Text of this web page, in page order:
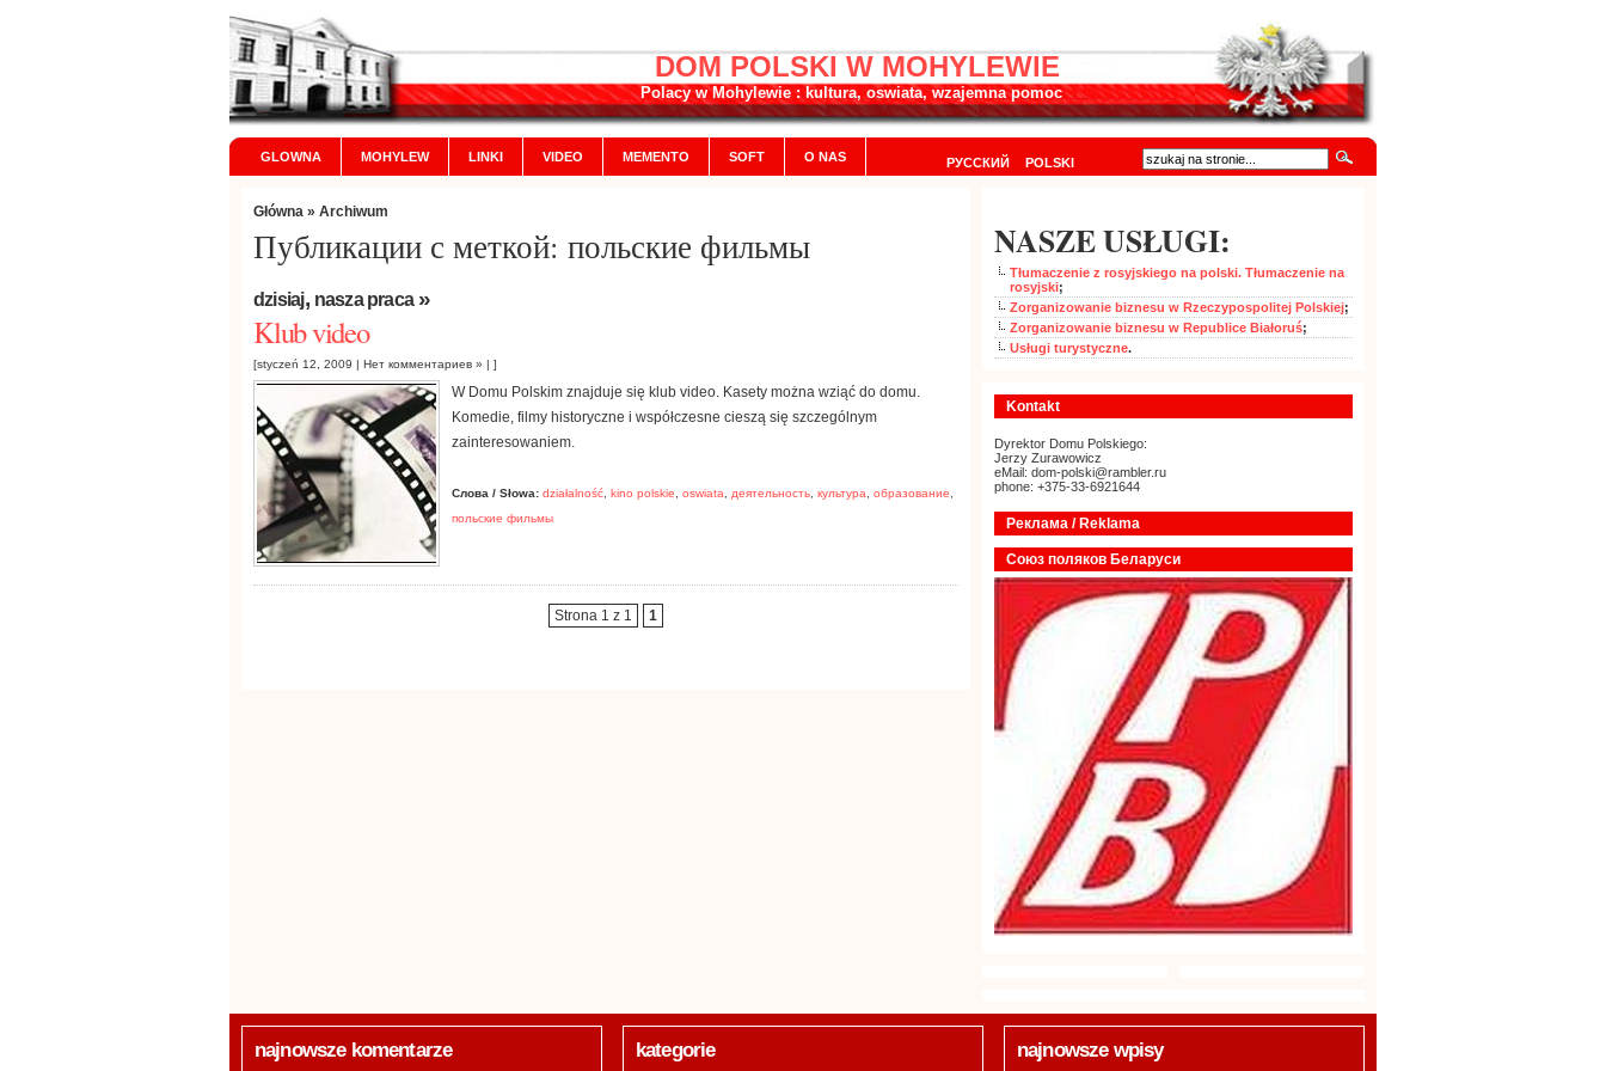
DOM POLSKI W MOHYLEWIE
Polacy w Mohylewie : kultura, oswiata, wzajemna pomoc
GLOWNA MOHYLEW LINKI VIDEO MEMENTO SOFT O NAS РУССКИЙ POLSKI
Główna » Archiwum
Публикации с меткой: польские фильмы
dzisiaj, nasza praca»
Klub video
[styczeń 12, 2009 | Нет комментариев » | ]
W Domu Polskim znajduje się klub video. Kasety można wziąć do domu.
Komedie, filmy historyczne i współczesne cieszą się szczególnym
zainteresowaniem.
Слова / Słowa: działalność kino polskie oswiata деятельность культура образование
польские фильмы
Strona 1 z 1 1
NASZE USŁUGI:
Tłumaczenie z rosyjskiego na polski. Tłumaczenie na
rosyjski;
Zorganizowanie biznesu w Rzeczypospolitej Polskiej;
Zorganizowanie biznesu w Republice Białoruś;
Usługi turystyczne.
Kontakt
Dyrektor Domu Polskiego:
Jerzy Zurawowicz
eMail: dom-polski@rambler.ru
phone: +375-33-6921644
Реклама / Reklama
Союз поляков Беларуси
najnowsze komentarze kategorie najnowsze wpisy